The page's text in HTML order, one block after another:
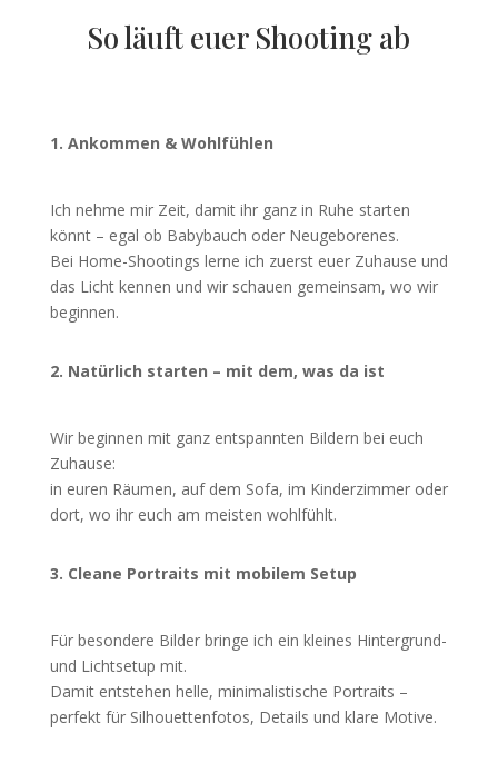
So läuft euer Shooting ab
1. Ankommen & Wohlfühlen
Ich nehme mir Zeit, damit ihr ganz in Ruhe starten
könnt – egal ob Babybauch oder Neugeborenes.
Bei Home-Shootings lerne ich zuerst euer Zuhause und
das Licht kennen und wir schauen gemeinsam, wo wir
beginnen.
2. Natürlich starten – mit dem, was da ist
Wir beginnen mit ganz entspannten Bildern bei euch
Zuhause:
in euren Räumen, auf dem Sofa, im Kinderzimmer oder
dort, wo ihr euch am meisten wohlfühlt.
3. Cleane Portraits mit mobilem Setup
Für besondere Bilder bringe ich ein kleines Hintergrund-
und Lichtsetup mit.
Damit entstehen helle, minimalistische Portraits –
perfekt für Silhouettenfotos, Details und klare Motive.